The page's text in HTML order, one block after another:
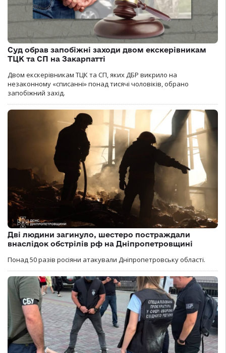
Суд обрав запобіжні заходи двом екскерівникам
ТЦК та СП на Закарпатті
Двом екскерівникам ТЦК та СП, яких ДБР викрило на
незаконному «списанні» понад тисячі чоловіків, обрано
запобіжний захід.
Дві людини загинуло, шестеро постраждали
внаслідок обстрілів рф на Дніпропетровщині
Понад 50 разів росіяни атакували Дніпропетровську області.